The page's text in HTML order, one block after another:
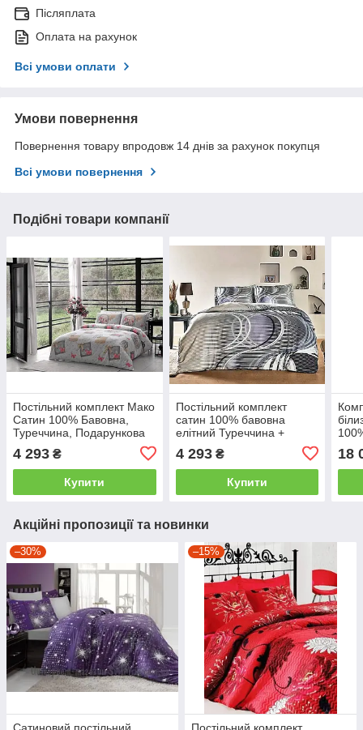
Післяплата
Оплата на рахунок
Всі умови оплати
Умови повернення
Повернення товару впродовж 14 днів за рахунок покупця
Всі умови повернення
Подібні товари компанії
Постільний комплект Мако
Сатин 100% Бавовна,
Туреччина, Подарункова
євро
4 293 ₴
Купити
Постільний комплект
сатин 100% бавовна
елітний Туреччина +
двоспальний - євро
4 293₴
Купити
18
Акційні пропозиції та новинки
–30% –15%